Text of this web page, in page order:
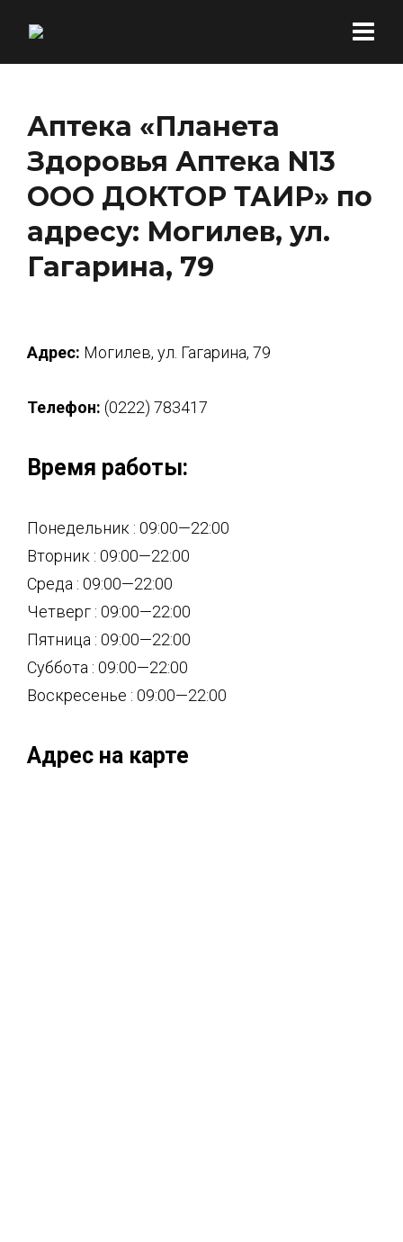
Аптека «Планета
Здоровья Аптека N13
ООО ДОКТОР ТАИР» по
адресу: Могилев, ул.
Гагарина, 79
Адрес: Могилев, ул. Гагарина, 79
Телефон: (0222) 783417
Время работы:
Понедельник : 09:00—22:00
Вторник : 09:00—22:00
Среда : 09:00—22:00
Четверг : 09:00—22:00
Пятница : 09:00—22:00
Суббота : 09:00—22:00
Воскресенье : 09:00—22:00
Адрес на карте